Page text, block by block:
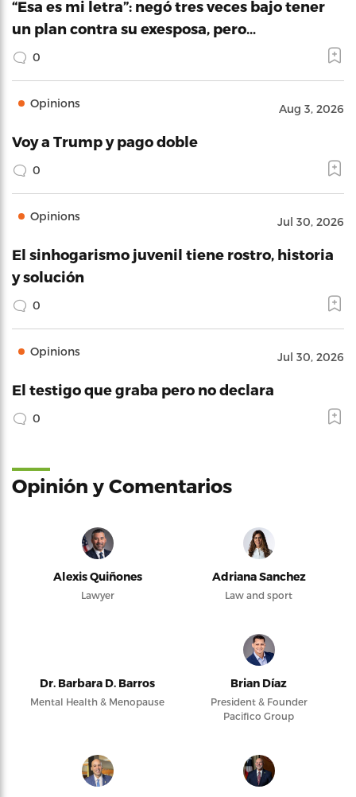
“Esa es mi letra”: negó tres veces bajo tener
un plan contra su exesposa, pero…
0
Opinions Aug 3, 2026
Voy a Trump y pago doble
0
Opinions Jul 30, 2026
El sinhogarismo juvenil tiene rostro, historia
y solución
0
Opinions Jul 30, 2026
El testigo que graba pero no declara
0
Opinión y Comentarios
Alexis Quiñones
Lawyer
Adriana Sanchez
Law and sport
Dr. Barbara D. Barros
Mental Health & Menopause
Brian Díaz
President & Founder
Pacifico Group